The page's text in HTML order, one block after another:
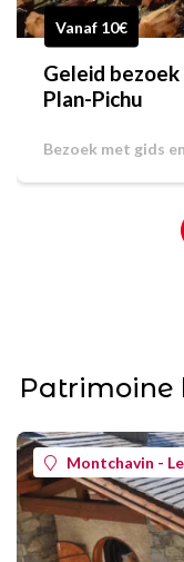
Vanaf 10€
Geleid
Plan-Pichu
Bezoek met gids
Patrimoine
Montchavin -